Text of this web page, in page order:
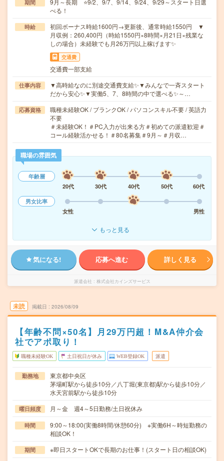
期間
9月～長期 ⭐9/2、9/7、9/14、9/24、9/29～スタート日選
べる！
時給
初回ボーナス時給1600円→更新後、通常時給1550円 ▼
月収例：260,400円（時給1550円×8時間×月21日×残業な
しの場合）未経験でも月26万円以上稼げます✨
交通費
交通費一部支給
仕事内容
▼高時給なのに別途交通費支給✨▼みんなで一斉スタート
だから安心✨▼実働5、7、8時間の中で選べる✨～…
応募資格
職種未経験OK / ブランクOK / パソコンスキル不要 / 英語力
不要
＃未経験OK！＃PC入力が出来る方＃初めての派遣歓迎＃
コール経験活かせる！＃80名募集＃9月～＃月収…
職場の雰囲気
年齢層
20代
30代 40代 50代
60代
男女比率
女性
男性
もっと見る
気になる! 応募へ進む 詳しく見る
派遣会社 株式会社カインズサービス
未読 掲載日 2026/08/09
【年齢不問×50名】月29万円超！M&A仲介会
社でアポ取り！
職種未経験OK 土日祝日が休み WEB登録OK 派遣
勤務地
東京都中央区
茅場町駅から徒歩10分／八丁堀(東京都)駅から徒歩10分／
水天宮前駅から徒歩10分
曜日頻度 月～金 週4～5日勤務/土日祝休み
時間
9:00～18:00(実働8時間/休憩60分) ※実働6H～時短勤務の
相談OK！
期間 ※即日スタートOKで長期のお仕事！(スタート日の相談OK)